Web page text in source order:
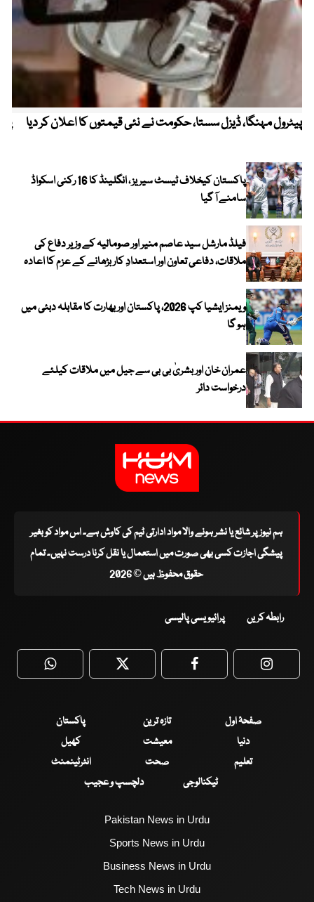
پیٹرول مہنگا، ڈیزل سستا، حکومت نے نئی قیمتوں کا اعلان کر دیا
پاکستان کیخلاف ٹیسٹ سیریز ، انگلینڈ کا 16 رکنی اسکواڈ
سامنے آ گیا
فیلڈ مارشل سید عاصم منیر اور صومالیہ کے وزیر دفاع کی
ملاقات، دفاعی تعاون اور استعدادِ کار بڑھانے کے عزم کا اعادہ
ویمنز ایشیا کپ 2026، پاکستان اور بھارت کا مقابلہ دبئی میں
ہو گا
عمران خان اور بشریٰ بی بی سے جیل میں ملاقات کیلئے
درخواست دائر
ہم نیوز پر شائع یا نشر ہونے والا مواد ادارتی ٹیم کی کاوش ہے۔ اس مواد کو بغیر
پیشگی اجازت کسی بھی صورت میں استعمال یا نقل کرنا درست نہیں۔ تمام
حقوق محفوظ ہیں © 2026
رابطہ کریں پرائیویسی پالیسی
WhatsApp Twitter Facebook
صفحۂ اول تازہ ترین
پاکستان
دنیا
معیشت
کھیل
تعلیم
صحت
انٹرٹینمنٹ
ٹیکنالوجی
دلچسپ و عجیب
Pakistan News in Urdu
Sports News in Urdu
Business News in Urdu
Tech News in Urdu